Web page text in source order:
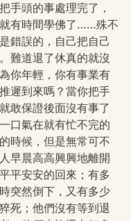
手頭的事處理完了，
有時間學佛了……殊不
錯誤的，自己把自己
難道退了休真的就沒
你年輕，你有事業有
遲到來嗎？當你把手
敢保證後面沒有事了
口氣在就有忙不完的
時候，但是無常可不
早晨高高興興地離開
平安安的回來；有多
突然倒下，又有多少
死；他們沒有等到退